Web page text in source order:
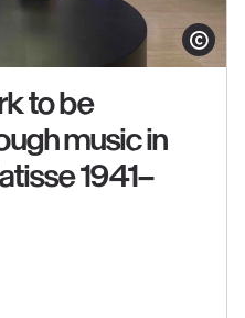
Show
to be
music in
1941–